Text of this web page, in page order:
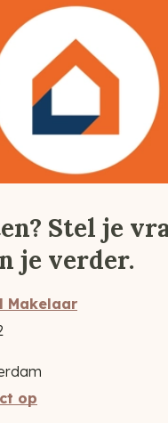
Stel je
je verder.
Makelaar
op